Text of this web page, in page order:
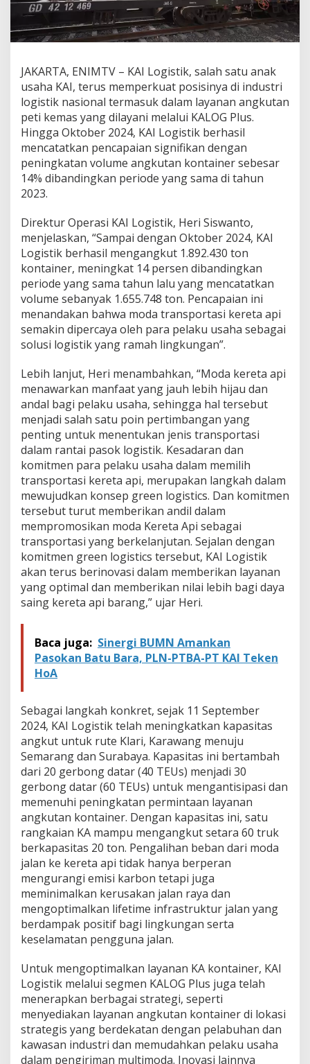
k
L
a
n
i
e
b
i
h
D
a
1
,
8
J
u
a
T
n
A
g
k
u
t
a
n
P
e
t
i
K
e
m
s
H
i
n
g
g
O
k
t
r
2
0
2
4
JAKARTA, ENIMTV – KAI Logistik, salah satu anak
usaha KAI, terus memperkuat posisinya di industri
logistik nasional termasuk dalam layanan angkutan
peti kemas yang dilayani melalui KALOG Plus.
Hingga Oktober 2024, KAI Logistik berhasil
mencatatkan pencapaian signifikan dengan
peningkatan volume angkutan kontainer sebesar
14% dibandingkan periode yang sama di tahun
2023.
Direktur Operasi KAI Logistik, Heri Siswanto,
menjelaskan, “Sampai dengan Oktober 2024, KAI
Logistik berhasil mengangkut 1.892.430 ton
kontainer, meningkat 14 persen dibandingkan
periode yang sama tahun lalu yang mencatatkan
volume sebanyak 1.655.748 ton. Pencapaian ini
menandakan bahwa moda transportasi kereta api
semakin dipercaya oleh para pelaku usaha sebagai
solusi logistik yang ramah lingkungan”.
Lebih lanjut, Heri menambahkan, “Moda kereta api
menawarkan manfaat yang jauh lebih hijau dan
andal bagi pelaku usaha, sehingga hal tersebut
menjadi salah satu poin pertimbangan yang
penting untuk menentukan jenis transportasi
dalam rantai pasok logistik. Kesadaran dan
komitmen para pelaku usaha dalam memilih
transportasi kereta api, merupakan langkah dalam
mewujudkan konsep green logistics. Dan komitmen
tersebut turut memberikan andil dalam
mempromosikan moda Kereta Api sebagai
transportasi yang berkelanjutan. Sejalan dengan
komitmen green logistics tersebut, KAI Logistik
akan terus berinovasi dalam memberikan layanan
yang optimal dan memberikan nilai lebih bagi daya
saing kereta api barang,” ujar Heri.
Baca juga: Sinergi BUMN Amankan
Pasokan Batu Bara, PLN-PTBA-PT KAI Teken
HoA
Sebagai langkah konkret, sejak 11 September
2024, KAI Logistik telah meningkatkan kapasitas
angkut untuk rute Klari, Karawang menuju
Semarang dan Surabaya. Kapasitas ini bertambah
dari 20 gerbong datar (40 TEUs) menjadi 30
gerbong datar (60 TEUs) untuk mengantisipasi dan
memenuhi peningkatan permintaan layanan
angkutan kontainer. Dengan kapasitas ini, satu
rangkaian KA mampu mengangkut setara 60 truk
berkapasitas 20 ton. Pengalihan beban dari moda
jalan ke kereta api tidak hanya berperan
mengurangi emisi karbon tetapi juga
meminimalkan kerusakan jalan raya dan
mengoptimalkan lifetime infrastruktur jalan yang
berdampak positif bagi lingkungan serta
keselamatan pengguna jalan.
Untuk mengoptimalkan layanan KA kontainer, KAI
Logistik melalui segmen KALOG Plus juga telah
menerapkan berbagai strategi, seperti
menyediakan layanan angkutan kontainer di lokasi
strategis yang berdekatan dengan pelabuhan dan
kawasan industri dan memudahkan pelaku usaha
dalam pengiriman multimoda. Inovasi lainnya